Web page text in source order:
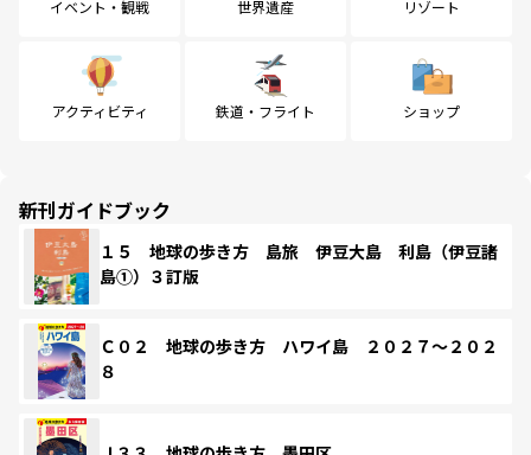
イベント・観戦 世界遺産 リゾート
アクティビティ 鉄道・フライト ショップ
新刊ガイドブック
１５ 地球の歩き方 島旅 伊豆大島 利島（伊豆諸
島①）３訂版
Ｃ０２ 地球の歩き方 ハワイ島 ２０２７～２０２
８